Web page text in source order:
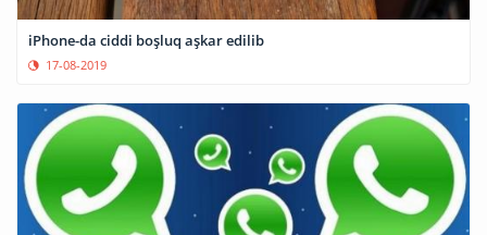
iPhone-da ciddi boşluq aşkar edilib
17-08-2019